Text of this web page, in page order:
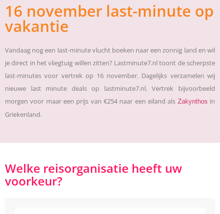
16 november last-minute op
vakantie
Vandaag nog een last-minute vlucht boeken naar een zonnig land en wil
je direct in het vliegtuig willen zitten? Lastminute7.nl toont de scherpste
last-minutes voor vertrek op 16 november. Dagelijks verzamelen wij
nieuwe last minute deals op lastminute7.nl. Vertrek bijvoorbeeld
morgen voor maar een prijs van €254 naar een eiland als Zakynthos in
Griekenland.
Welke reisorganisatie heeft uw
voorkeur?